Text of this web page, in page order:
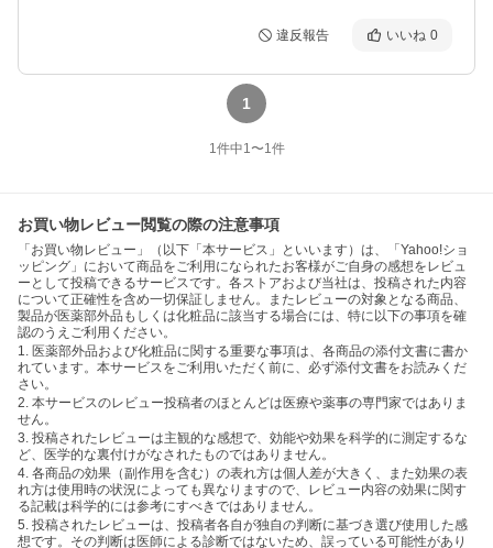
違反報告 いいね 0
1
1件中1〜1件
お買い物レビュー閲覧の際の注意事項
「お買い物レビュー」（以下「本サービス」といいます）は、「Yahoo!ショ
ッピング」において商品をご利用になられたお客様がご自身の感想をレビュ
ーとして投稿できるサービスです。各ストアおよび当社は、投稿された内容
について正確性を含め一切保証しません。またレビューの対象となる商品、
製品が医薬部外品もしくは化粧品に該当する場合には、特に以下の事項を確
認のうえご利用ください。
1. 医薬部外品および化粧品に関する重要な事項は、各商品の添付文書に書か
れています。本サービスをご利用いただく前に、必ず添付文書をお読みくだ
さい。
2. 本サービスのレビュー投稿者のほとんどは医療や薬事の専門家ではありま
せん。
3. 投稿されたレビューは主観的な感想で、効能や効果を科学的に測定するな
ど、医学的な裏付けがなされたものではありません。
4. 各商品の効果（副作用を含む）の表れ方は個人差が大きく、また効果の表
れ方は使用時の状況によっても異なりますので、レビュー内容の効果に関す
る記載は科学的には参考にすべきではありません。
5. 投稿されたレビューは、投稿者各自が独自の判断に基づき選び使用した感
想です。その判断は医師による診断ではないため、誤っている可能性があり